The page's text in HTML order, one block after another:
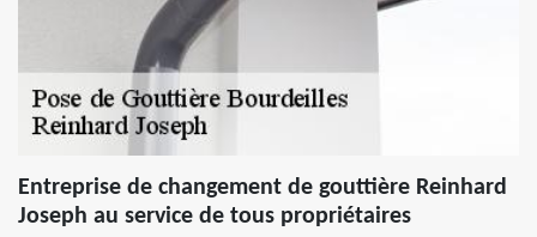
Entreprise de changement de gouttière Reinhard
Joseph au service de tous propriétaires